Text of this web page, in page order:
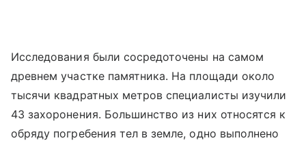
Исследования были сосредоточены на самом
древнем участке памятника. На площади около
тысячи квадратных метров специалисты изучили
43 захоронения. Большинство из них относятся к
обряду погребения тел в земле, одно выполнено